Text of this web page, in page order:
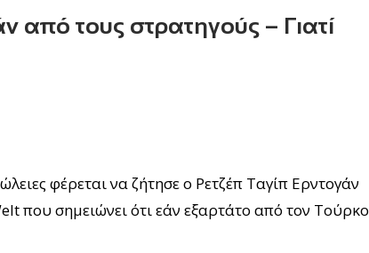
από τους στρατηγούς – Γιατί
φέρεται να ζήτησε ο Ρετζέπ Ταγίπ Ερντογάν
που σημειώνει ότι εάν εξαρτάτο από τον Τούρκο